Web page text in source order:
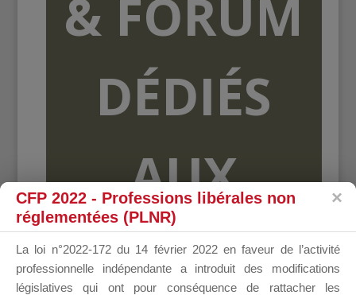
& FORUM
DÉDIÉS
AUX
CFP 2022 - Professions libérales non
réglementées (PLNR)
La loi n°2022-172 du 14 février 2022 en faveur de l’activité
professionnelle indépendante a introduit des modifications
législatives qui ont pour conséquence de rattacher les